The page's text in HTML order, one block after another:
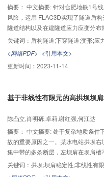
摘要： 中文摘要: 针对合肥地铁1号
风险，运用 FLAC3D实现了隧道盾
隧道结构以及在建隧道应力应变分
20m范围内掘进对下穿结构竖向位移
及中心线上的监测点沉降变形较大
力最大值达到1.088MPa。开挖结束
6.22mm，最大沉降为4.96mm；最
致。拱顶沉降随开挖的变化规律与
模拟效果较好。
关键词： 盾构隧道;下穿隧道;变形;应
<网络PDF> <引用本文>
更新时间： 2023-11-14
基于非线性有限元的高拱坝坝
陈凸立,肖明砾,卓莉,谢红强,何江达
摘要： 中文摘要: 处于复杂地质条件
故的重要原因之一。某水电站拱坝
集中带的多条断层，左坝肩在坝肩
杂。为了正确合理地研究其坝肩岩体
条件，充分考虑拱坝左右坝肩的主
关键词： 拱坝;坝肩稳定性;非线性有